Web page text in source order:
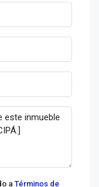
a Términos de